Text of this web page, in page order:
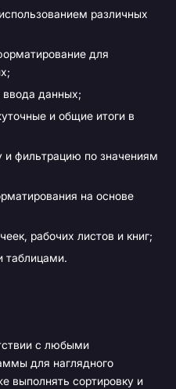
различных
для
ввода данных;
и общие итоги в
и фильтрацию по значениям
на основе
рабочих листов и книг;
таблицами.
с любыми
для наглядного
выполнять сортировку и